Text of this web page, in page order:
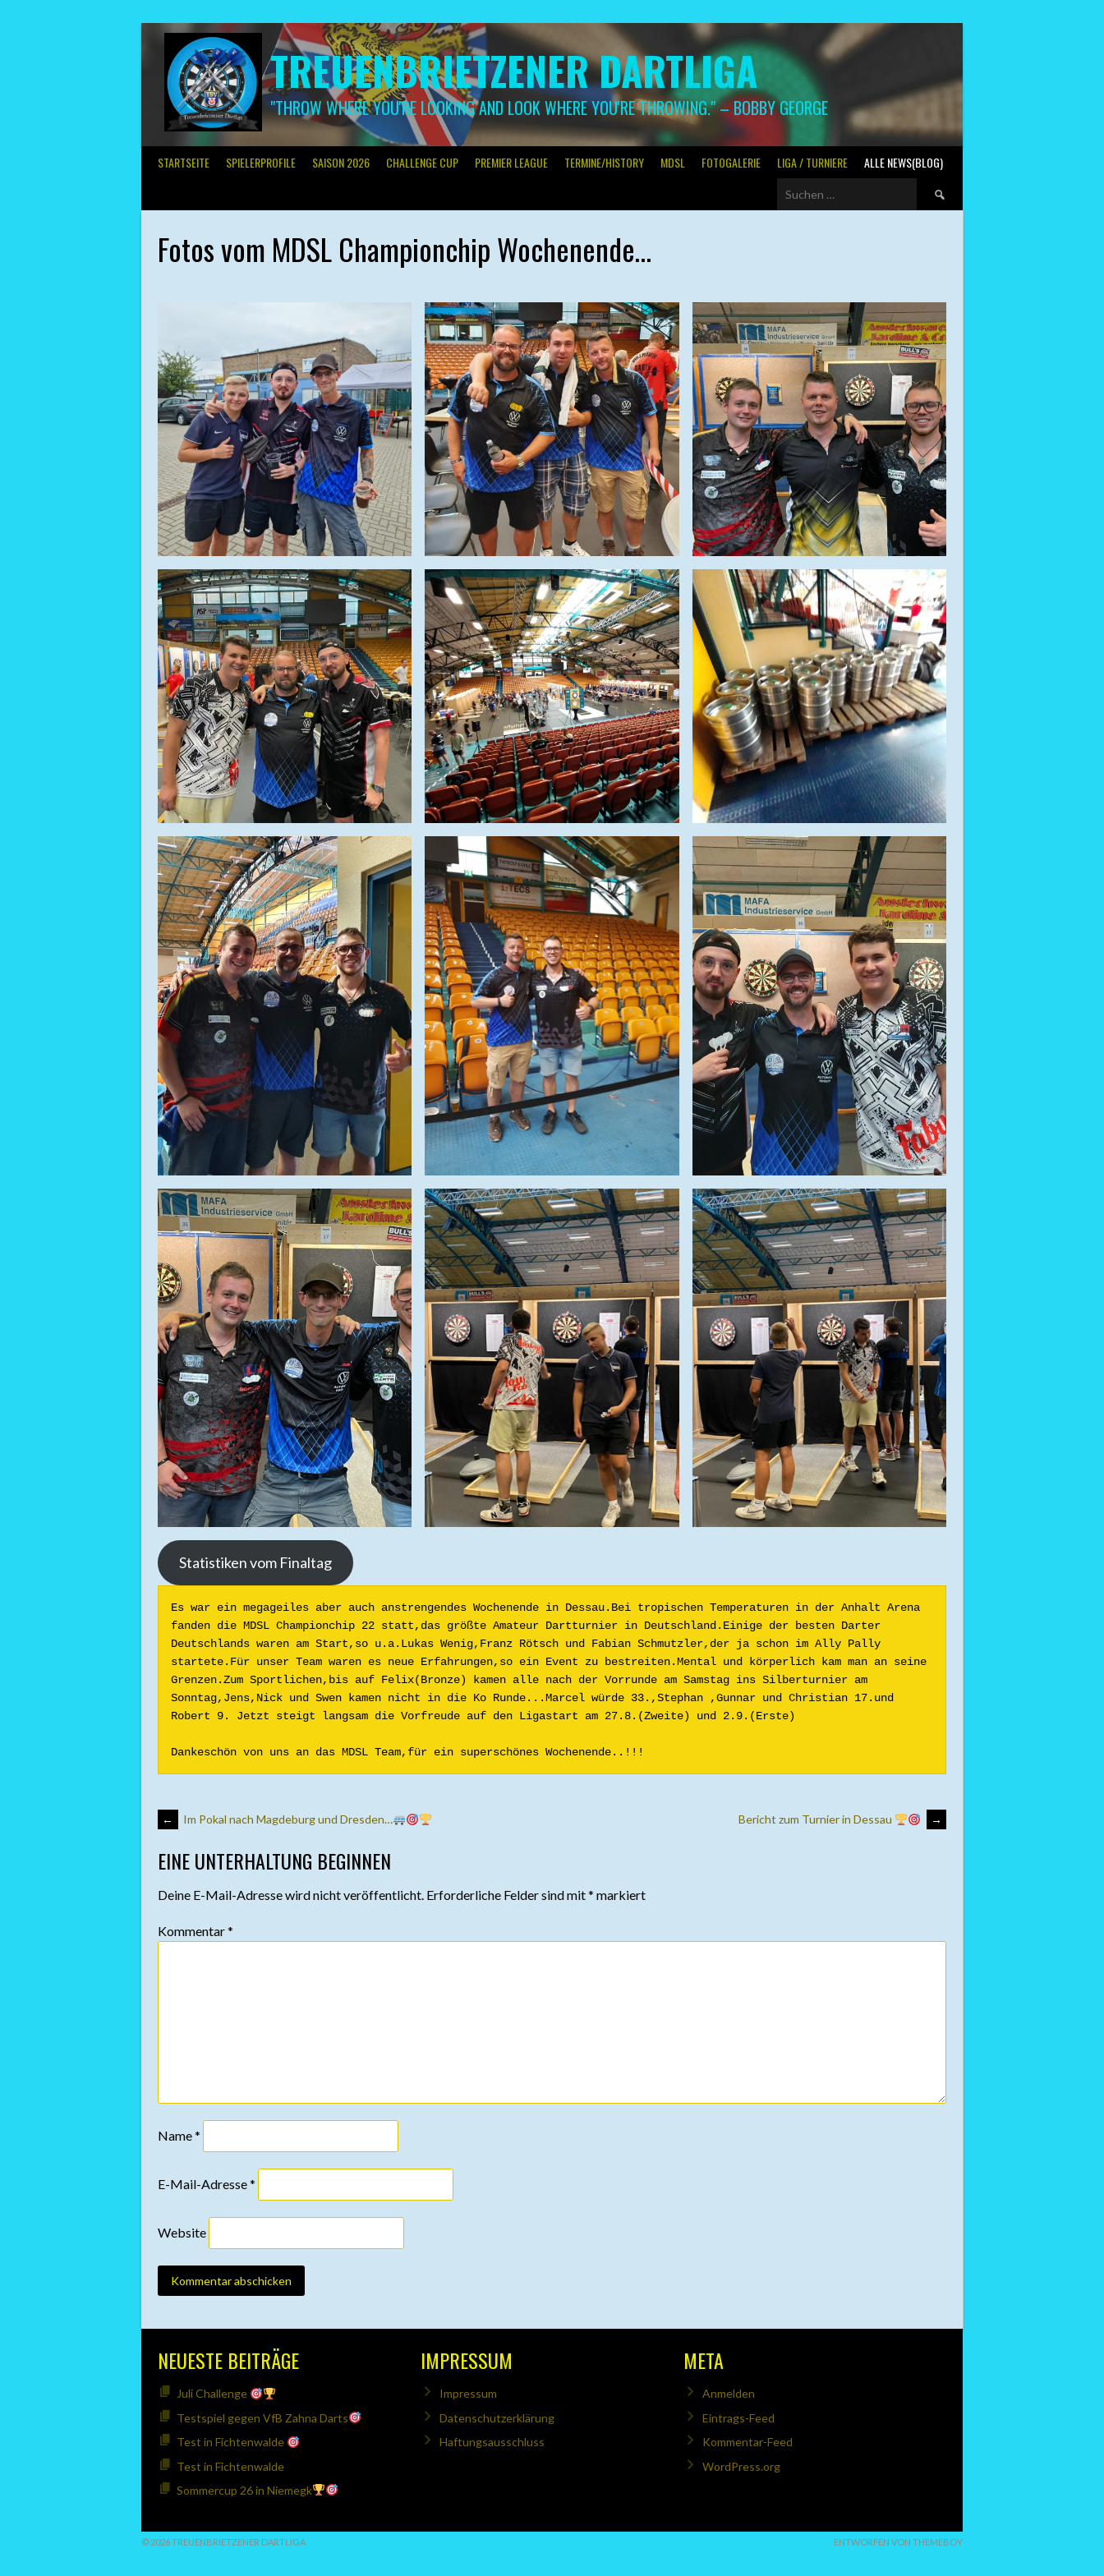
TREUENBRIETZENER DARTLIGA
"THROW WHERE YOU'RE LOOKING AND LOOK WHERE YOU'RE THROWING." – BOBBY GEORGE
STARTSEITE SPIELERPROFILE SAISON 2026 CHALLENGE CUP PREMIER LEAGUE TERMINE/HISTORY MDSL FOTOGALERIE LIGA / TURNIERE ALLE NEWS(BLOG)
Suchen
Fotos vom MDSL Championchip Wochenende…
Statistiken vom Finaltag
Es war ein megageiles aber auch anstrengendes Wochenende in Dessau.Bei tropischen Temperaturen in der Anhalt Arena
fanden die MDSL Championchip 22 statt,das größte Amateur Dartturnier in Deutschland.Einige der besten Darter
Deutschlands waren am Start,so u.a.Lukas Wenig,Franz Rötsch und Fabian Schmutzler,der ja schon im Ally Pally
startete.Für unser Team waren es neue Erfahrungen,so ein Event zu bestreiten.Mental und körperlich kam man an seine
Grenzen.Zum Sportlichen,bis auf Felix(Bronze) kamen alle nach der Vorrunde am Samstag ins Silberturnier am
Sonntag,Jens,Nick und Swen kamen nicht in die Ko Runde...Marcel würde 33.,Stephan ,Gunnar und Christian 17.und
Robert 9. Jetzt steigt langsam die Vorfreude auf den Ligastart am 27.8.(Zweite) und 2.9.(Erste)
Dankeschön von uns an das MDSL Team,für ein superschönes Wochenende..!!!
ARTIKEL-
NAVIGATION
← Im Pokal nach Magdeburg und Dresden… Bericht zum Turnier in Dessau →
EINE UNTERHALTUNG BEGINNEN
Deine E-Mail-Adresse wird nicht veröffentlicht. Erforderliche Felder sind mit* markiert
Kommentar*
Name*
E-Mail-Adresse*
Website
NEUESTE BEITRÄGE
Juli Challenge
Testspiel gegen VfB Zahna Darts
Test in Fichtenwalde
Test in Fichtenwalde
Sommercup 26 in Niemegk
IMPRESSUM
Impressum
Datenschutzerklärung
Haftungsausschluss
META
Anmelden
Eintrags-Feed
Kommentar-Feed
WordPress.org
© 2026 TREUENBRIETZENER DARTLIGA ENTWORFEN VON THEMEBOY